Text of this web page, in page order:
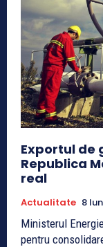
Exportul de
Republica
real
Actualitate 8
Ministerul
pentru